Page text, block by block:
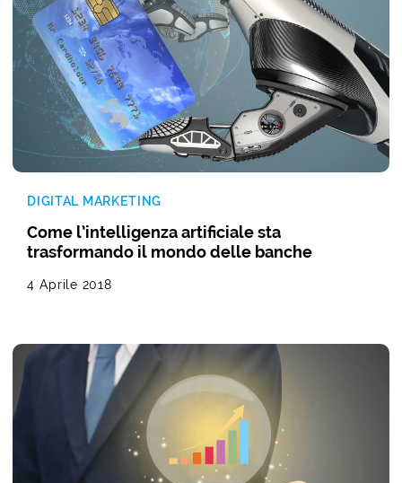
DIGITAL MARKETING
Come l’intelligenza artificiale sta
trasformando il mondo delle banche
4 Aprile 2018